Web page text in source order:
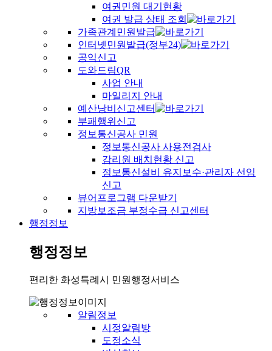
여권민원 대기현황
여권 발급 상태 조회
가족관계민원발급
인터넷민원발급(정부24)
공익신고
도와드림QR
사업 안내
마일리지 안내
예산낭비신고센터
부패행위신고
정보통신공사 민원
정보통신공사 사용전검사
감리원 배치현황 신고
정보통신설비 유지보수·관리자 선임
신고
뷰어프로그램 다운받기
지방보조금 부정수급 신고센터
행정정보
행정정보
편리한 화성특례시 민원행정서비스
알림정보
시정알림방
도정소식